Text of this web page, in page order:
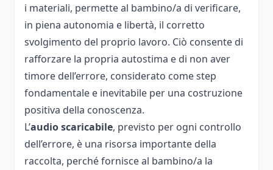
i materiali, permette al bambino/a di verificare,
in piena autonomia e libertà, il corretto
svolgimento del proprio lavoro. Ciò consente di
rafforzare la propria autostima e di non aver
timore dell’errore, considerato come step
fondamentale e inevitabile per una costruzione
positiva della conoscenza.
L’audio scaricabile, previsto per ogni controllo
dell’errore, è una risorsa importante della
raccolta, perché fornisce al bambino/a la